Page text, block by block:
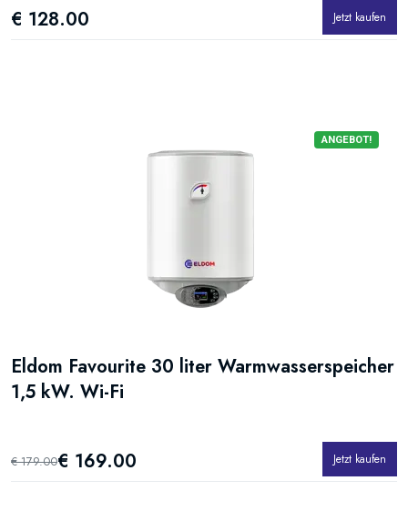
€ 128.00 Jetzt kaufen
ANGEBOT!
Eldom Favourite 30 liter Warmwasserspeicher
1,5 kW. Wi-Fi
€ 179.00€ 169.00 Jetzt kaufen